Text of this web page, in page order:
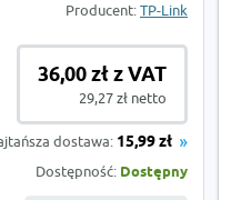
Producent:TP-Link
36,00 zł z VAT
29,27 zł netto
dostawa: 15,99 zł
Dostępność: Dostępny